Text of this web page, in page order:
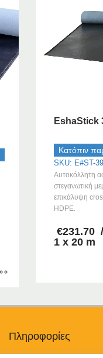
EshaStick
Κατόπιν
SKU: E#ST-
Αυτοκόλλητη
στεγανωτική
επικάλυψη
HDPE.
€231.70
1 x 20 m
Πληροφορίες